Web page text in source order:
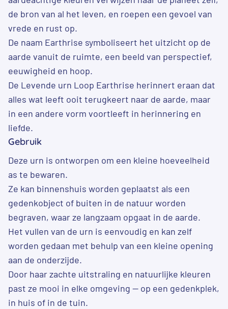
de bron van al het leven, en roepen een gevoel van
vrede en rust op.
De naam Earthrise symboliseert het uitzicht op de
aarde vanuit de ruimte, een beeld van perspectief,
eeuwigheid en hoop.
De Levende urn Loop Earthrise herinnert eraan dat
alles wat leeft ooit terugkeert naar de aarde, maar
in een andere vorm voortleeft in herinnering en
liefde.
Gebruik
Deze urn is ontworpen om een kleine hoeveelheid
as te bewaren.
Ze kan binnenshuis worden geplaatst als een
gedenkobject of buiten in de natuur worden
begraven, waar ze langzaam opgaat in de aarde.
Het vullen van de urn is eenvoudig en kan zelf
worden gedaan met behulp van een kleine opening
aan de onderzijde.
Door haar zachte uitstraling en natuurlijke kleuren
past ze mooi in elke omgeving — op een gedenkplek,
in huis of in de tuin.